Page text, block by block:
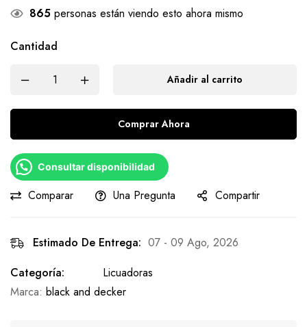
865 personas están viendo esto ahora mismo
Cantidad
Añadir al carrito
Comprar Ahora
Consultar disponibilidad
Comparar Una Pregunta Compartir
Estimado De Entrega: 07 - 09 Ago, 2026
Categoría:
Licuadoras
Marca: black and decker